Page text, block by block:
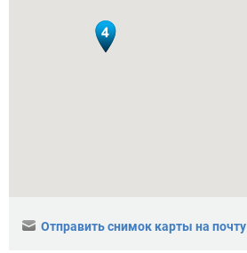
Отправить снимок карты на почту